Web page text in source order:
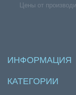
Цены от
ИНФОРМАЦИЯ
КАТЕГОРИИ